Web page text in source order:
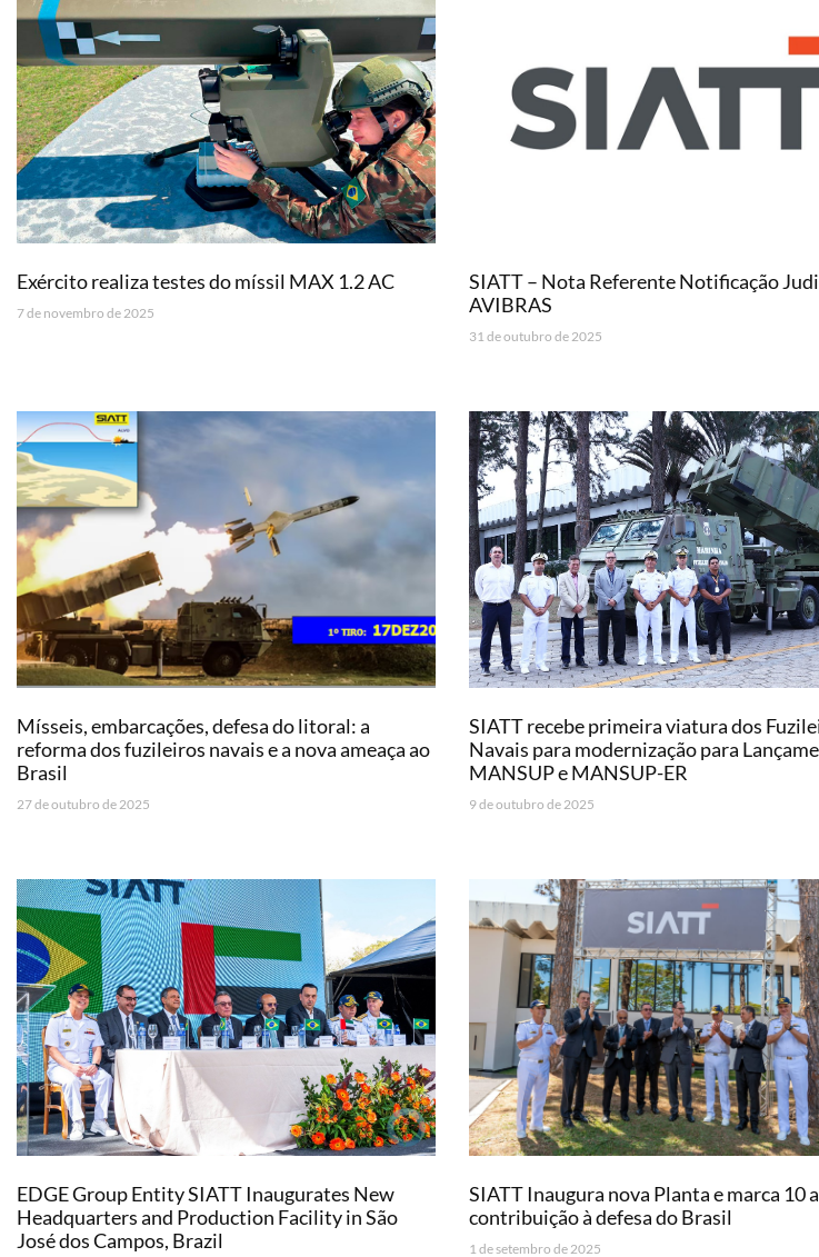
Exército realiza testes do míssil MAX 1.2 AC
7 de novembro de 2025
SIATT – Nota Referente Notificação
AVIBRAS
31 de outubro de 2025
Mísseis, embarcações, defesa do litoral: a
reforma dos fuzileiros navais e a nova ameaça ao
Brasil
27 de outubro de 2025
SIATT recebe primeira viatura dos
Navais para modernização para
MANSUP e MANSUP-ER
9 de outubro de 2025
EDGE Group Entity SIATT Inaugurates New
Headquarters and Production Facility in São
José dos Campos, Brazil
SIATT Inaugura nova Planta e marca 10
contribuição à defesa do Brasil
1 de setembro de 2025